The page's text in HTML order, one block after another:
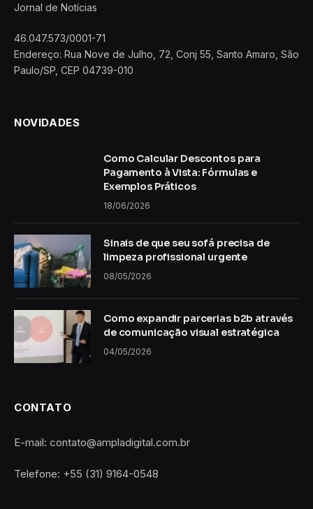
Jornal de Notícias
46.047.573/0001-71
Endereço: Rua Nove de Julho, 72, Conj 55, Santo Amaro, São
Paulo/SP, CEP 04739-010
NOVIDADES
Como Calcular Descontos para
Pagamento à Vista: Fórmulas e
Exemplos Práticos
18/06/2026
Sinais de que seu sofá precisa de
limpeza profissional urgente
08/05/2026
Como expandir parcerias b2b através
de comunicação visual estratégica
04/05/2026
CONTATO
E-mail: contato@ampladigital.com.br
Telefone: +55 (31) 9164-0548